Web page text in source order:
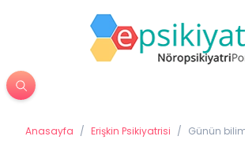
Anasayfa / Erişkin Psikiyatrisi / Günün